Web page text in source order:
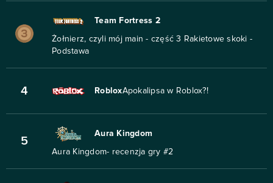
Team Fortress 2
Żołnierz, czyli mój main - część 3 Rakietowe skoki -
Podstawa
4 RobloxApokalipsa w Roblox?!
5
Aura Kingdom
Aura Kingdom- recenzja gry #2